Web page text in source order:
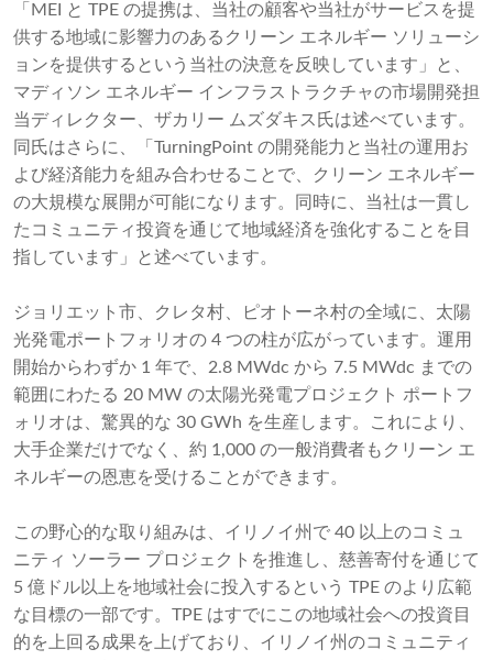
「MEI と TPE の提携は、当社の顧客や当社がサービスを提
供する地域に影響力のあるクリーン エネルギー ソリューシ
ョンを提供するという当社の決意を反映しています」と、
マディソン エネルギー インフラストラクチャの市場開発担
当ディレクター、ザカリー ムズダキス氏は述べています。
同氏はさらに、「TurningPoint の開発能力と当社の運用お
よび経済能力を組み合わせることで、クリーン エネルギー
の大規模な展開が可能になります。同時に、当社は一貫し
たコミュニティ投資を通じて地域経済を強化することを目
指しています」と述べています。
ジョリエット市、クレタ村、ピオトーネ村の全域に、太陽
光発電ポートフォリオの 4 つの柱が広がっています。運用
開始からわずか 1 年で、2.8 MWdc から 7.5 MWdc までの
範囲にわたる 20 MW の太陽光発電プロジェクト ポートフ
ォリオは、驚異的な 30 GWh を生産します。これにより、
大手企業だけでなく、約 1,000 の一般消費者もクリーン エ
ネルギーの恩恵を受けることができます。
この野心的な取り組みは、イリノイ州で 40 以上のコミュ
ニティ ソーラー プロジェクトを推進し、慈善寄付を通じて
5 億ドル以上を地域社会に投入するという TPE のより広範
な目標の一部です。TPE はすでにこの地域社会への投資目
的を上回る成果を上げており、イリノイ州のコミュニティ